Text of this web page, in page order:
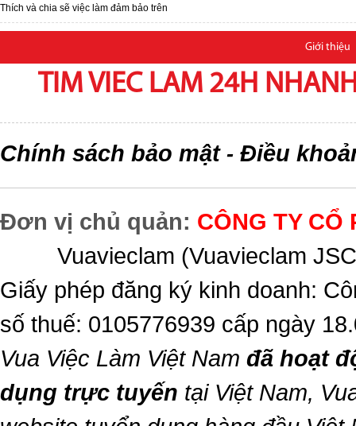
Thích và chia sẽ việc làm đảm bảo trên
Giới thiệu
TIM VIEC LAM 24H
Chính sách bảo mật- Điều
Đơn vị chủ quản: CÔNG TY CỔ
Vuavieclam (Vuavieclam
Giấy phép đăng ký kinh doanh:
số thuế: 0105776939 cấp ngày
Vua Việc Làm Việt Nam đã hoạt
dụng trực tuyến tại Việt Nam,